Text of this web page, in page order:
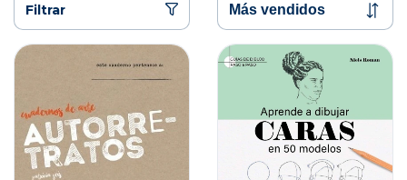
Filtrar